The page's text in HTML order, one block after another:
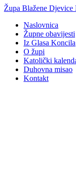
Idi
sadržaj
Župa Blažene Djevice
Naslovnica
Župne obavijesti
Iz Glasa Koncila
O župi
Katolički
Duhovna misao
Kontakt